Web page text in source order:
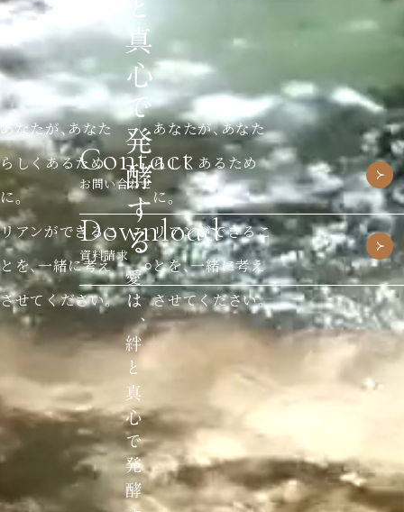
あなたが、あなた
らしくあるため
に。
リアンができるこ
とを、一緒に考え
させてください。
あなたが、あなた
らしくあるため
に。
リアンができるこ
とを、一緒に考え
させてください。
Contact
お問い合わせ
Download
資料請求